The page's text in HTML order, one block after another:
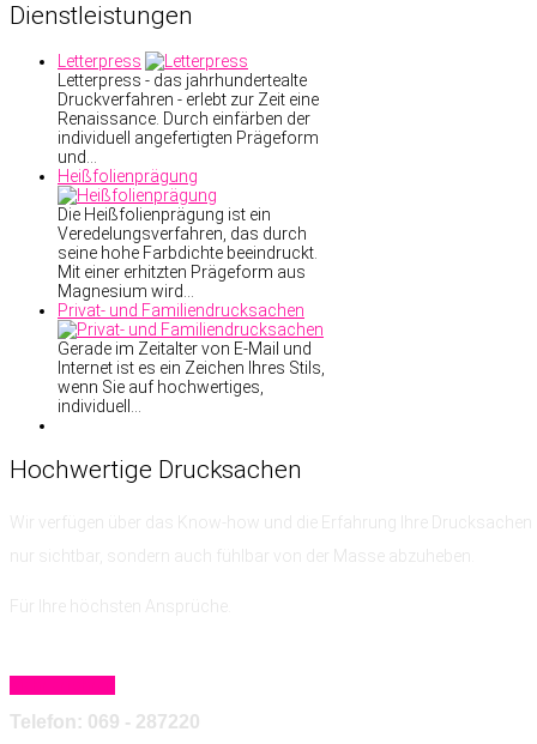
Dienstleistungen
Letterpress
Letterpress - das jahrhundertealte
Druckverfahren - erlebt zur Zeit eine
Renaissance. Durch einfärben der
individuell angefertigten Prägeform
und…
Heißfolienprägung
Die Heißfolienprägung ist ein
Veredelungsverfahren, das durch
seine hohe Farbdichte beeindruckt.
Mit einer erhitzten Prägeform aus
Magnesium wird…
Privat- und Familiendrucksachen
Gerade im Zeitalter von E-Mail und
Internet ist es ein Zeichen Ihres Stils,
wenn Sie auf hochwertiges,
individuell…
Hochwertige Drucksachen
Wir verfügen über das Know-how und die Erfahrung Ihre
nur sichtbar, sondern auch fühlbar von der Masse abzuheben.
Für Ihre höchsten Ansprüche.
Telefon: 069 - 287220